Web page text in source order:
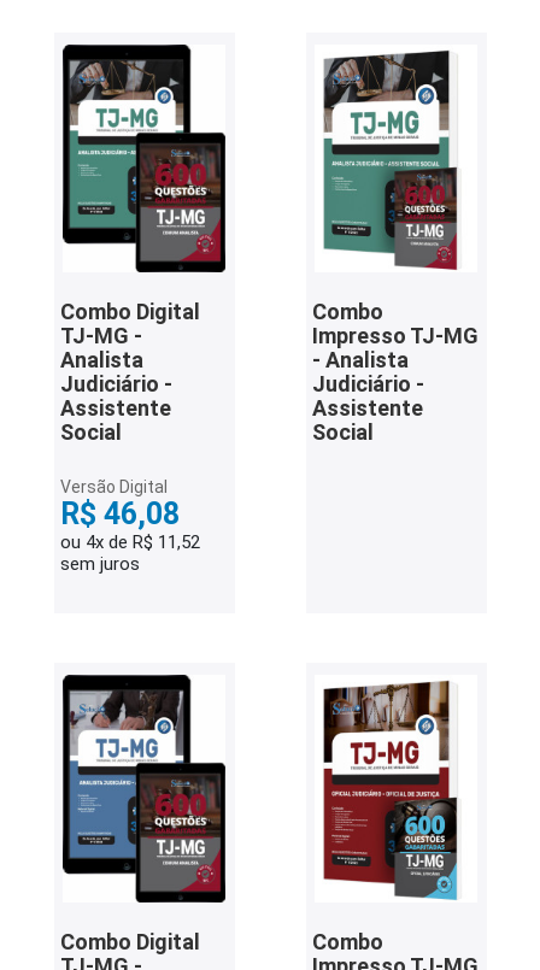
Combo Digital
TJ-MG -
Analista
Judiciário -
Assistente
Social
Versão Digital
R$ 46,08
ou 4x de R$ 11,52
sem juros
Combo
Impresso TJ-MG
- Analista
Judiciário -
Assistente
Social
Combo Digital
Combo